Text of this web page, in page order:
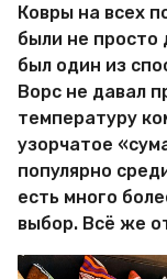
Ковры на всех
были не
был один из
Ворс не давал
температуру
узорчатое
популярно
есть много
выбор. Всё же